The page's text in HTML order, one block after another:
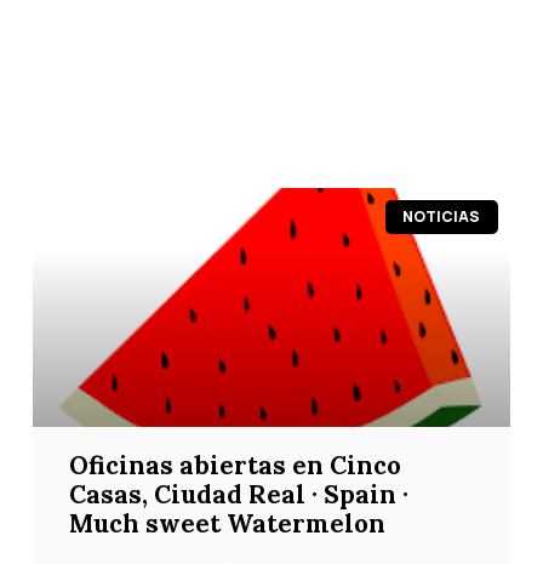
NOTICIAS
Oficinas abiertas en Cinco
Casas, Ciudad Real · Spain ·
Much sweet Watermelon
Página
PáginaPáginaPáginaPágina